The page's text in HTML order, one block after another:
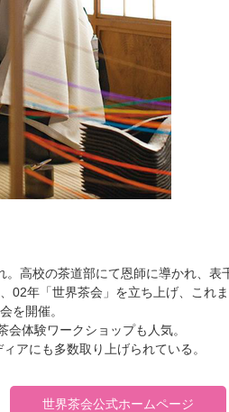
高校の茶道部にて恩師に導かれ、表
02年「世界茶会」を立ち上げ、これ
を開催。
会体験ワークショップも人気。
アにも多数取り上げられている。
世界茶会公式ホームページ